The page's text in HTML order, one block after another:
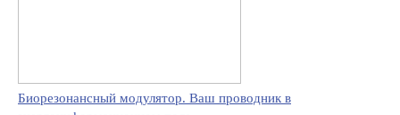
Биорезонансный модулятор. Ваш проводник в